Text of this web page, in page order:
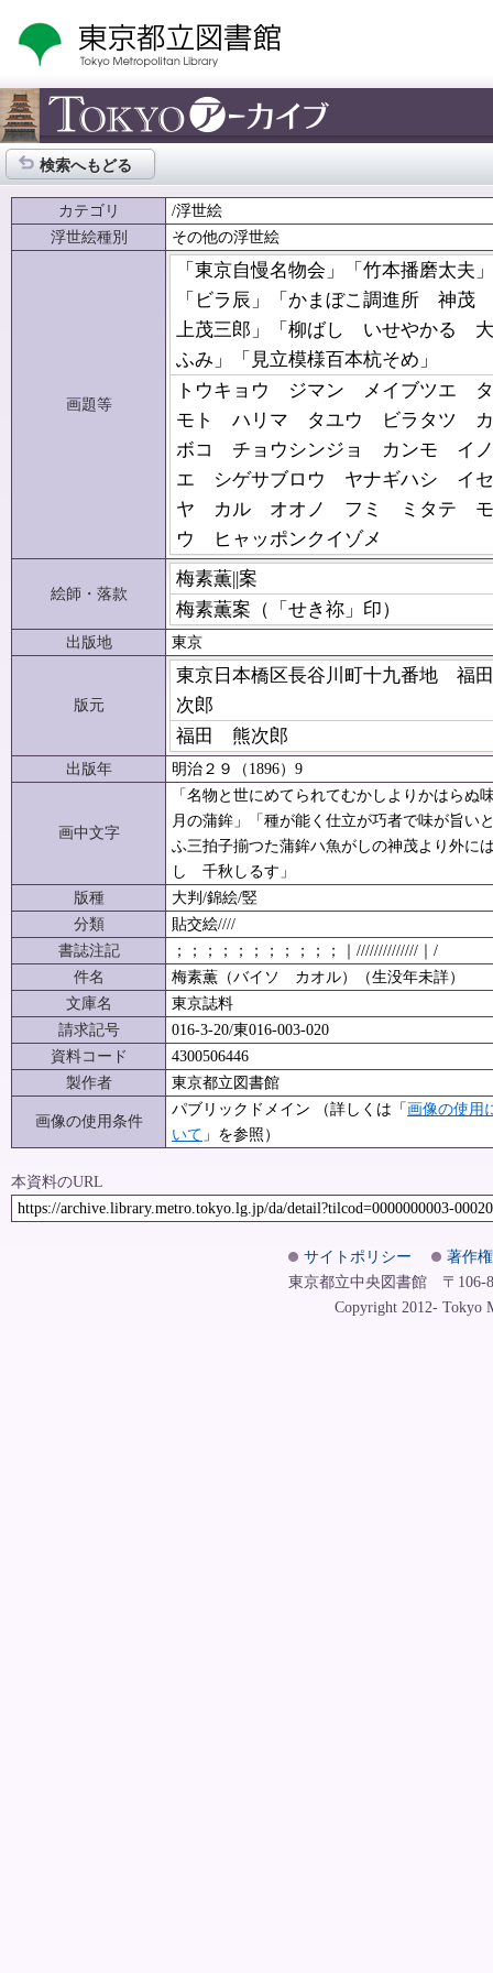
検索へもどる
カテゴリ
/浮世絵
浮世絵種別
その他の浮世絵
画題等
「東京自慢名物会」「竹本播磨太夫」
「ビラ辰」「かまぼこ調進所 神茂
上茂三郎」「柳ばし いせやかる
ふみ」「見立模様百本杭そめ」
トウキョウ ジマン メイブツエ
モト ハリマ タユウ ビラタツ
ボコ チョウシンジョ カンモ イ
エ シゲサブロウ ヤナギハシ イセ
ヤ カル オオノ フミ ミタテ
ウ ヒャッポンクイゾメ
絵師・落款
梅素薫||案
梅素薫案（「せき祢」印）
出版地 東京
版元
東京日本橋区長谷川町十九番地 福
次郎
福田 熊次郎
出版年 明治２９（1896）9
画中文字
「名物と世にめてられてむかしよりかはらぬ
月の蒲鉾」「種が能く仕立が巧者で味が旨い
ふ三拍子揃つた蒲鉾ハ魚がしの神茂より外に
し 千秋しるす」
版種
大判/錦絵/竪
分類
貼交絵////
書誌注記
；；；；；；；；；；；｜//////////////｜/
件名
梅素薫（バイソ カオル）（生没年未詳）
文庫名
東京誌料
請求記号
016-3-20/東016-003-020
資料コード
4300506446
製作者
東京都立図書館
画像の使用条件
パブリックドメイン （詳しくは「画像の使用
いて 」を参照）
本資料のURL
https://archive.library.metro.tokyo.lg.jp/da/detail?tilcod=0000000003-
サイトポリシー
著作
東京都立中央図書館 〒106-
Copyright 2012- Tokyo